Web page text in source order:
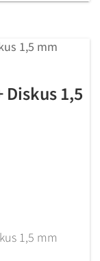
Diskus 1,5
1,5 mm